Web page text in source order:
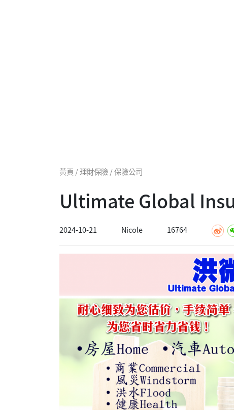
黃頁 / 理財保險 / 保險公司
Ultimate Global
2024-10-21 Nicole 16764